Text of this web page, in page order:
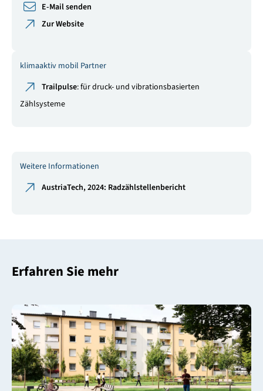
E-Mail senden
Zur Website
klimaaktiv mobil Partner
Trailpulse: für druck- und vibrationsbasierten
Zählsysteme
Weitere Informationen
AustriaTech, 2024: Radzählstellenbericht
Erfahren Sie mehr